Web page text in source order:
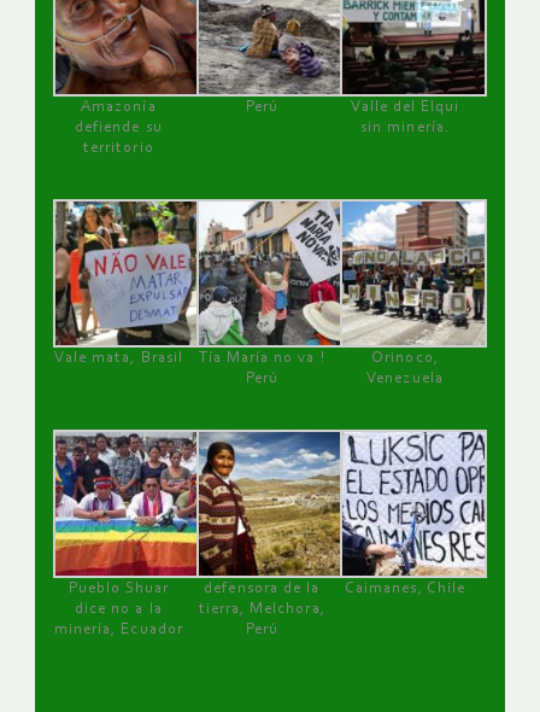
Amazonía
defiende su
territorio
Perú
Valle del Elqui
sin minería.
Vale mata, Brasil
Tía María no va !
Perú
Orinoco,
Venezuela
Pueblo Shuar
dice no a la
minería, Ecuador
defensora de la
tierra, Melchora,
Perú
Caimanes, Chile